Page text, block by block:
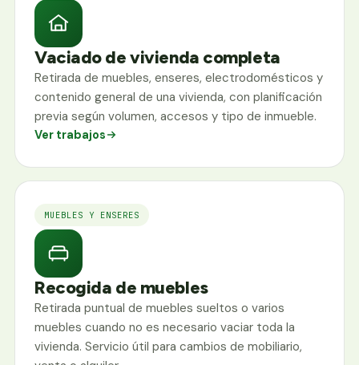
Vaciado de vivienda completa
Retirada de muebles, enseres, electrodomésticos y
contenido general de una vivienda, con planificación
previa según volumen, accesos y tipo de inmueble.
Ver trabajos
MUEBLES Y ENSERES
Recogida de muebles
Retirada puntual de muebles sueltos o varios
muebles cuando no es necesario vaciar toda la
vivienda. Servicio útil para cambios de mobiliario,